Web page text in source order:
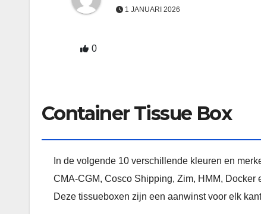
1 JANUARI 2026
0
Container Tissue Box
In de volgende 10 verschillende kleuren en
CMA-CGM, Cosco Shipping, Zim, HMM,
Deze tissueboxen zijn een aanwinst voor elk